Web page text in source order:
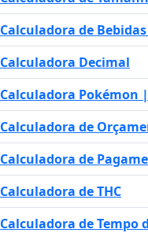
Calculadora de
Calculadora Decimal
Calculadora Pokémon
Calculadora de
Calculadora de
Calculadora de THC
Calculadora de Tempo